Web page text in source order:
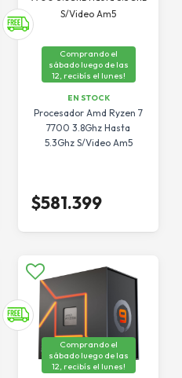
Comprando el
sábado luego de las
12, recibís el lunes!
EN STOCK
Procesador Amd Ryzen 7
7700 3.8Ghz Hasta
5.3Ghz S/Video Am5
$581.399
Comprando el
sábado luego de las
12, recibís el lunes!